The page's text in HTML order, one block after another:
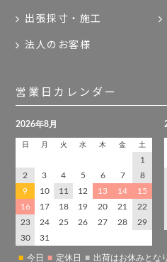
出張採寸・施工
法人のお客様
営業日カレンダー